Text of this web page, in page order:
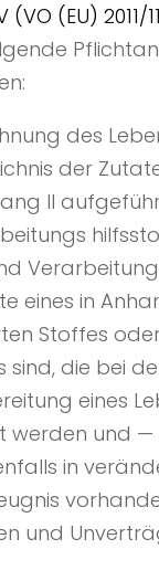
(VO (EU) 2011/
des
der
II
eines in
Stoffes
sind, die bei
eines
werden und —
in
und